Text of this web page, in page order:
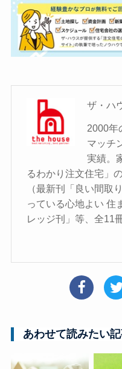
ザ・ハ
2000年
マッチ
実績。
るわかり注文住宅」
（最新刊「良い間取
っている心地よい 住
レッジ刊」等、全11
あわせて読みたい